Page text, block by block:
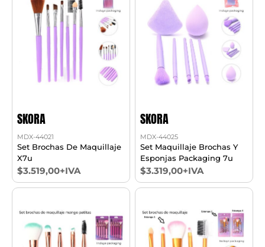
SKORA
MDX-44021
Set Brochas De Maquillaje
X7u
$3.519,00+IVA
SKORA
MDX-44025
Set Maquillaje Brochas Y
Esponjas Packaging 7u
$3.319,00+IVA